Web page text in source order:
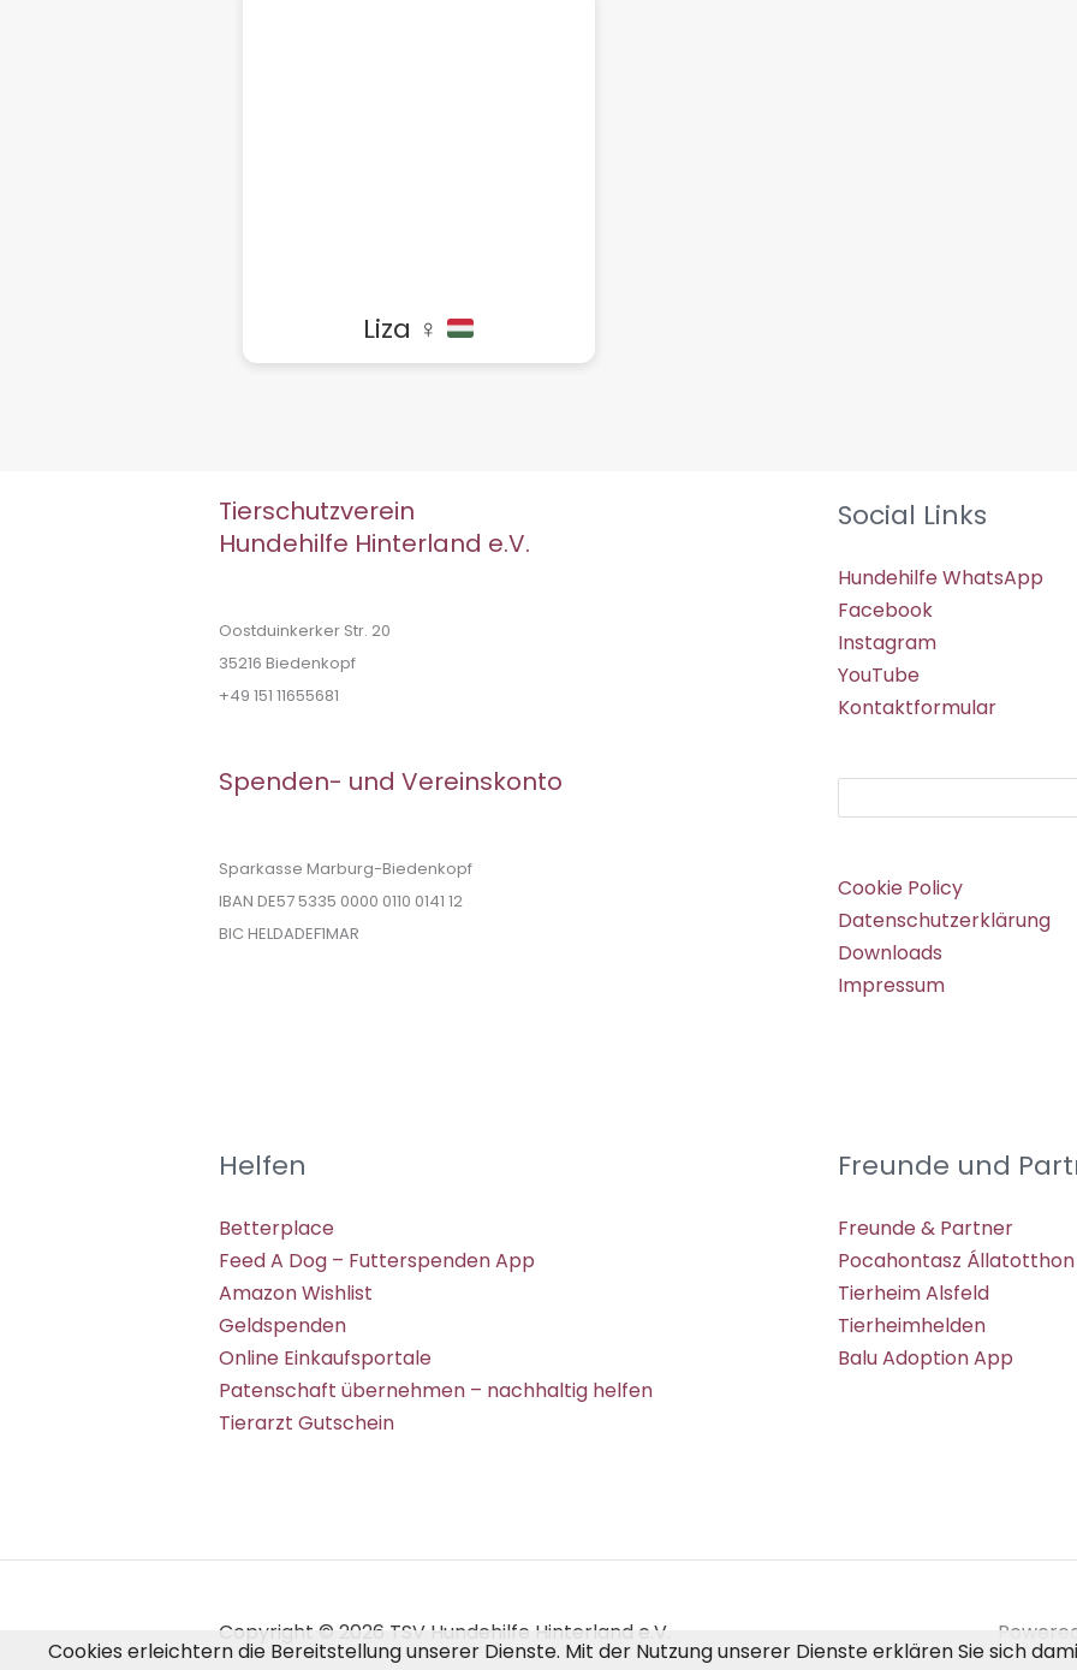
Liza ♀
Tierschutzverein
Hundehilfe Hinterland e.V.
Oostduinkerker Str. 20
35216 Biedenkopf
+49 151 11655681
Spenden- und Vereinskonto
Sparkasse Marburg-Biedenkopf
IBAN DE57 5335 0000 0110 0141 12
BIC HELDADEF1MAR
Social Links
Hundehilfe WhatsApp
Facebook
Instagram
YouTube
Kontaktformular
Cookie Policy
Datenschutzerklärung
Downloads
Impressum
Helfen
Betterplace
Feed A Dog – Futterspenden App
Amazon Wishlist
Geldspenden
Online Einkaufsportale
Patenschaft übernehmen – nachhaltig helfen
Tierarzt Gutschein
Freunde und
Freunde & Partner
Pocahontasz Állatotthon
Tierheim Alsfeld
Tierheimhelden
Balu Adoption App
Copyright © 2026 TSV Hundehilfe Hinterland e.V.
Cookies erleichtern die Bereitstellung unserer Dienste. Mit der Nutzung unserer Dienste erklären Sie sich